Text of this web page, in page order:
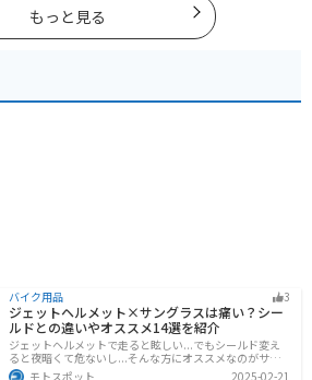
もっと見る
バイク用品 3
ジェットヘルメット×サングラスは痛い？シー
ルドとの違いやオススメ14選を紹介
ジェットヘルメットで走ると眩しい...でもシールド変え
ると夜暗くて危ないし...そんな方にオススメなのがサン
グラスです！サングラスなら付け外しが自由で、眩しい
モトスポット
2025-02-21